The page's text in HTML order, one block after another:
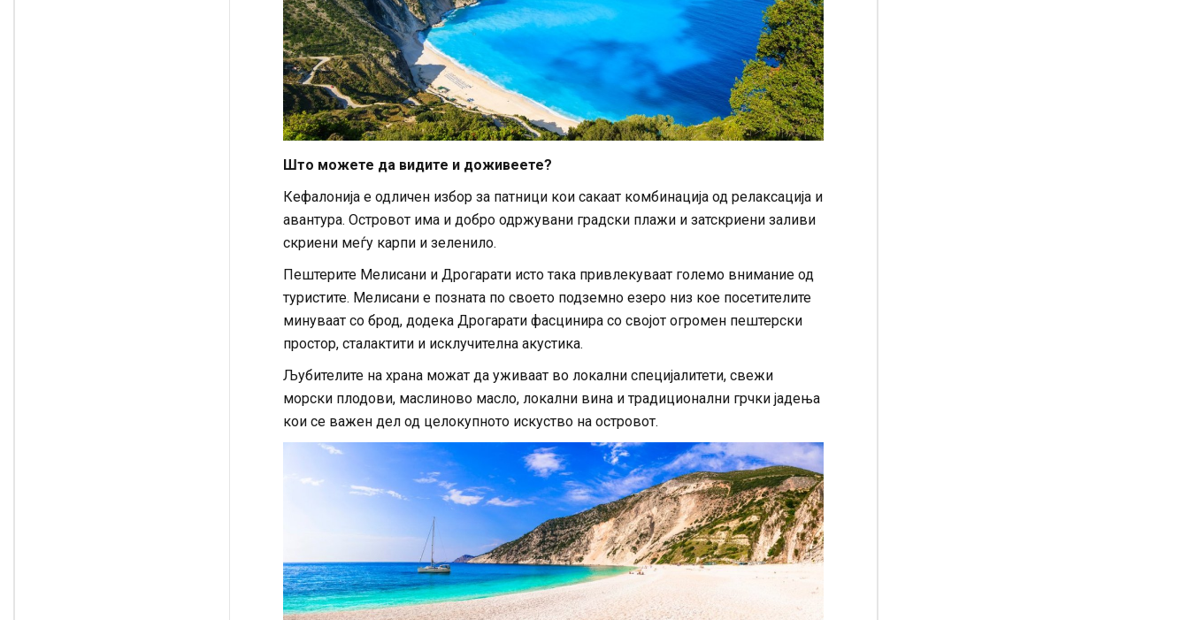
Што можете да видите и доживеете?
Кефалонија е одличен избор за патници кои сакаат комбинација од релаксација и
авантура. Островот има и добро одржувани градски плажи и затскриени заливи
скриени меѓу карпи и зеленило.
Пештерите Мелисани и Дрогарати исто така привлекуваат големо внимание од
туристите. Мелисани е позната по своето подземно езеро низ кое посетителите
минуваат со брод, додека Дрогарати фасцинира со својот огромен пештерски
простор, сталактити и исклучителна акустика.
Љубителите на храна можат да уживаат во локални специјалитети, свежи
морски плодови, маслиново масло, локални вина и традиционални грчки јадења
кои се важен дел од целокупното искуство на островот.